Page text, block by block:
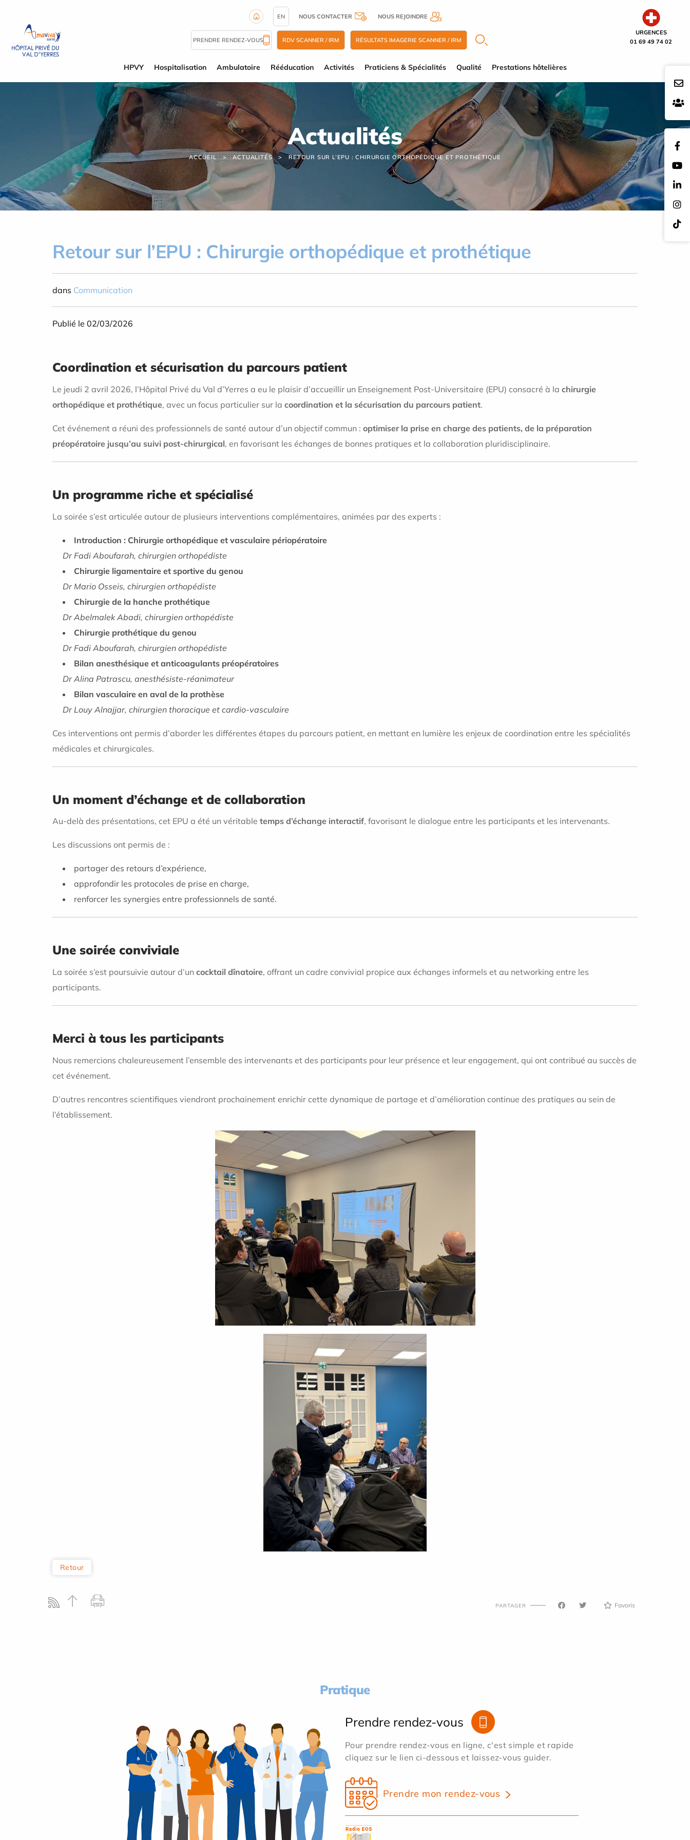
URGENCES
01 69 49 74 02
EN NOUS CONTACTER NOUS REJOINDRE
PRENDRE RENDEZ-VOUS RDV SCANNER / IRM RÉSULTATS IMAGERIE SCANNER / IRM
HPVY Hospitalisation Ambulatoire Rééducation Activités Praticiens & Spécialités Qualité Prestations hôtelières
Actualités
ACCUEIL ACTUALITÉS RETOUR SUR L’EPU : CHIRURGIE ORTHOPÉDIQUE ET PROTHÉTIQUE
Retour sur l’EPU : Chirurgie orthopédique et prothétique
dans Communication
Publié le 02/03/2026
Coordination et sécurisation du parcours patient
Le jeudi 2 avril 2026, l’Hôpital Privé du Val d’Yerres a eu le plaisir d’accueillir un Enseignement Post-Universitaire (EPU) consacré à la chirurgie
orthopédique et prothétique, avec un focus particulier sur la coordination et la sécurisation du parcours patient.
Cet événement a réuni des professionnels de santé autour d’un objectif commun : optimiser la prise en charge des patients, de la préparation
préopératoire jusqu’au suivi post-chirurgical, en favorisant les échanges de bonnes pratiques et la collaboration pluridisciplinaire.
Un programme riche et spécialisé
La soirée s’est articulée autour de plusieurs interventions complémentaires, animées par des experts :
Introduction : Chirurgie orthopédique et vasculaire périopératoire
Dr Fadi Aboufarah, chirurgien orthopédiste
Chirurgie ligamentaire et sportive du genou
Dr Mario Osseis, chirurgien orthopédiste
Chirurgie de la hanche prothétique
Dr Abelmalek Abadi, chirurgien orthopédiste
Chirurgie prothétique du genou
Dr Fadi Aboufarah, chirurgien orthopédiste
Bilan anesthésique et anticoagulants préopératoires
Dr Alina Patrascu, anesthésiste-réanimateur
Bilan vasculaire en aval de la prothèse
Dr Louy Alnajjar, chirurgien thoracique et cardio-vasculaire
Ces interventions ont permis d’aborder les différentes étapes du parcours patient, en mettant en lumière les enjeux de coordination entre les spécialités
médicales et chirurgicales.
Un moment d’échange et de collaboration
Au-delà des présentations, cet EPU a été un véritable temps d’échange interactif, favorisant le dialogue entre les participants et les intervenants.
Les discussions ont permis de :
partager des retours d’expérience,
approfondir les protocoles de prise en charge,
renforcer les synergies entre professionnels de santé.
Une soirée conviviale
La soirée s’est poursuivie autour d’un cocktail dînatoire, offrant un cadre convivial propice aux échanges informels et au networking entre les
participants.
Merci à tous les participants
Nous remercions chaleureusement l’ensemble des intervenants et des participants pour leur présence et leur engagement, qui ont contribué au succès de
cet événement.
D’autres rencontres scientifiques viendront prochainement enrichir cette dynamique de partage et d’amélioration continue des pratiques au sein de
l’établissement.
Retour
PARTAGER Favoris
Pratique
Prendre rendez-vous
Pour prendre rendez-vous en ligne, c'est simple et rapide
cliquez sur le lien ci-dessous et laissez-vous guider.
Prendre mon rendez-vous